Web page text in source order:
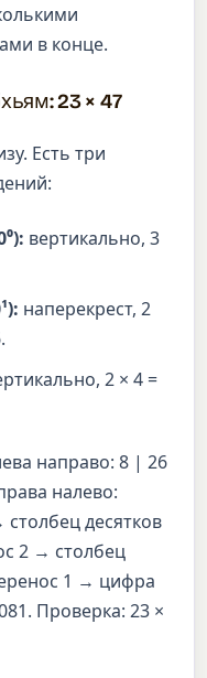
в конце.
23 × 47
Есть три
вертикально, 3
наперекрест, 2
2 × 4 =
направо: 8 | 26
налево:
десятков
2 → столбец
1 → цифра
Проверка: 23 ×